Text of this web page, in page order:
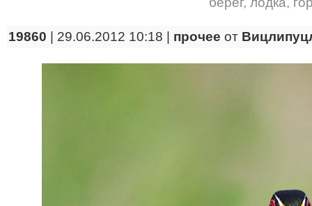
19860 | 29.06.2012 10:18 | прочее от